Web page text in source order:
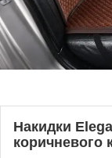
Накидки
коричневого